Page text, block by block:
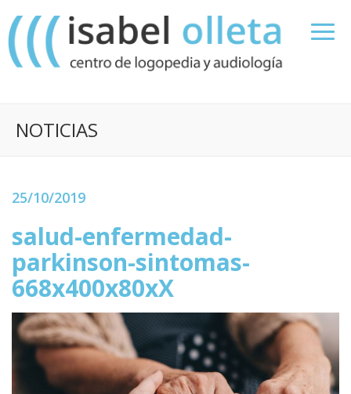
NOTICIAS
25/10/2019
salud-enfermedad-
parkinson-sintomas-
668x400x80xX